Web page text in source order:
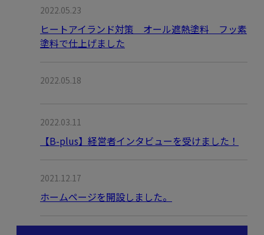
2022.05.23
ヒートアイランド対策 オール遮熱塗料 フッ素
塗料で仕上げました
2022.05.18
2022.03.11
【B-plus】経営者インタビューを受けました！
2021.12.17
ホームページを開設しました。